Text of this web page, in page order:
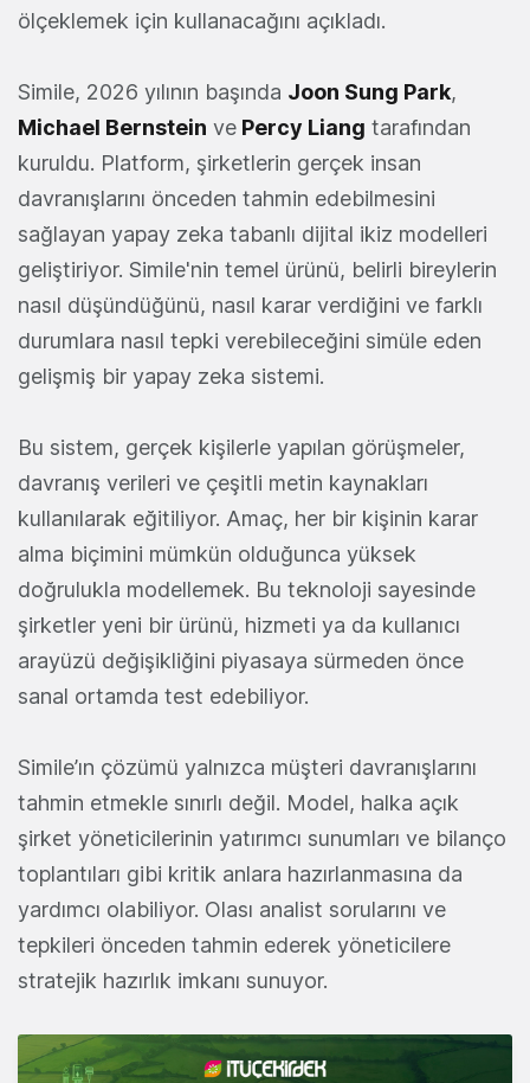
ölçeklemek için kullanacağını açıkladı.
Simile, 2026 yılının başında Joon Sung Park,
Michael Bernstein ve Percy Liang tarafından
kuruldu. Platform, şirketlerin gerçek insan
davranışlarını önceden tahmin edebilmesini
sağlayan yapay zeka tabanlı dijital ikiz modelleri
geliştiriyor. Simile'nin temel ürünü, belirli bireylerin
nasıl düşündüğünü, nasıl karar verdiğini ve farklı
durumlara nasıl tepki verebileceğini simüle eden
gelişmiş bir yapay zeka sistemi.
Bu sistem, gerçek kişilerle yapılan görüşmeler,
davranış verileri ve çeşitli metin kaynakları
kullanılarak eğitiliyor. Amaç, her bir kişinin karar
alma biçimini mümkün olduğunca yüksek
doğrulukla modellemek. Bu teknoloji sayesinde
şirketler yeni bir ürünü, hizmeti ya da kullanıcı
arayüzü değişikliğini piyasaya sürmeden önce
sanal ortamda test edebiliyor.
Simile’ın çözümü yalnızca müşteri davranışlarını
tahmin etmekle sınırlı değil. Model, halka açık
şirket yöneticilerinin yatırımcı sunumları ve bilanço
toplantıları gibi kritik anlara hazırlanmasına da
yardımcı olabiliyor. Olası analist sorularını ve
tepkileri önceden tahmin ederek yöneticilere
stratejik hazırlık imkanı sunuyor.